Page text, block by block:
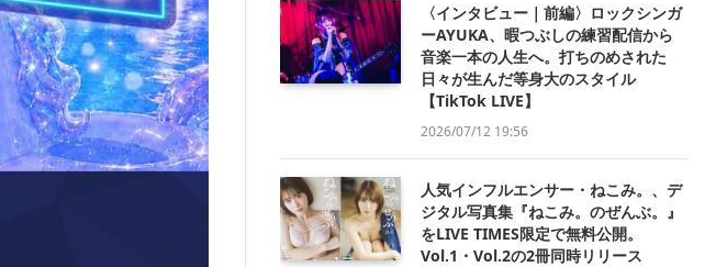
〈インタビュー｜前編〉ロックシンガ
ーAYUKA、暇つぶしの練習配信から
音楽一本の人生へ。打ちのめされた
日々が生んだ等身大のスタイル
【TikTok LIVE】
2026/07/12 19:56
人気インフルエンサー・ねこみ。、デ
ジタル写真集『ねこみ。のぜんぶ。』
をLIVE TIMES限定で無料公開。
Vol.1・Vol.2の2冊同時リリース